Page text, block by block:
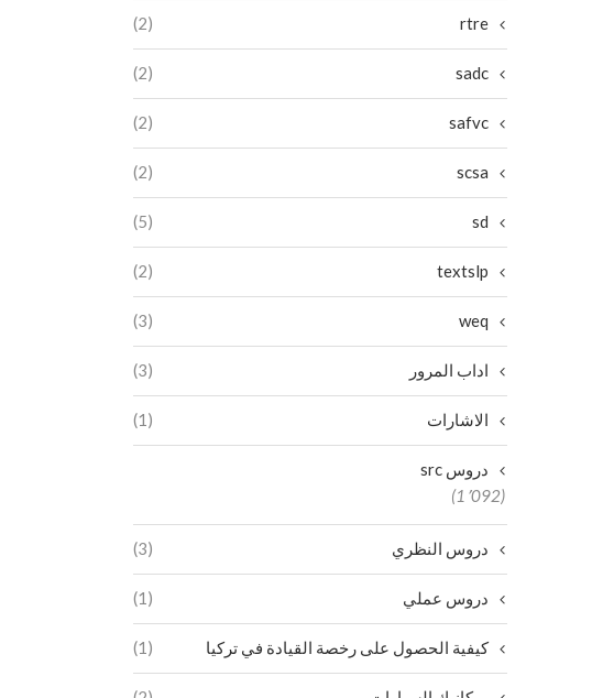
rtre
(2)
sadc
(2)
safvc
(2)
scsa
(2)
sd
(5)
textslp
(2)
weq
(3)
اداب المرور (3)
الاشارات (1)
دروس src
(1٬092)
دروس النظري (3)
دروس عملي (1)
كيفية الحصول على رخصة القيادة في تركيا (1)